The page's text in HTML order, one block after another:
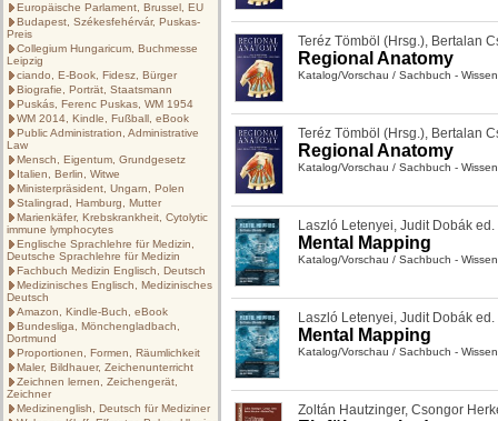
Europäische Parlament, Brussel, EU
Budapest, Székesfehérvár, Puskas-
Preis
Collegium Hungaricum, Buchmesse
Leipzig
ciando, E-Book, Fidesz, Bürger
Biografie, Porträt, Staatsmann
Puskás, Ferenc Puskas, WM 1954
WM 2014, Kindle, Fußball, eBook
Public Administration, Administrative
Law
Mensch, Eigentum, Grundgesetz
Italien, Berlin, Witwe
Ministerpräsident, Ungarn, Polen
Stalingrad, Hamburg, Mutter
Marienkäfer, Krebskrankheit, Cytolytic
immune lymphocytes
Englische Sprachlehre für Medizin,
Deutsche Sprachlehre für Medizin
Fachbuch Medizin Englisch, Deutsch
Medizinisches Englisch, Medizinisches
Deutsch
Amazon, Kindle-Buch, eBook
Bundesliga, Mönchengladbach,
Dortmund
Proportionen, Formen, Räumlichkeit
Maler, Bildhauer, Zeichenunterricht
Zeichnen lernen, Zeichengerät,
Zeichner
Medizinenglish, Deutsch für Mediziner
Teréz Tömböl (Hrsg.), Bertalan
Regional Anatomy
Katalog/Vorschau / Sachbuch -
Teréz Tömböl (Hrsg.), Bertalan
Regional Anatomy
Katalog/Vorschau / Sachbuch -
Laszló Letenyei, Judit Dobák ed.
Mental Mapping
Katalog/Vorschau / Sachbuch -
Laszló Letenyei, Judit Dobák ed.
Mental Mapping
Katalog/Vorschau / Sachbuch -
Zoltán Hautzinger, Csongor